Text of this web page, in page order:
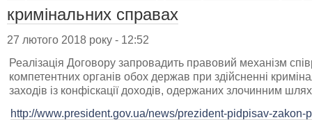
кримінальних справах
27 лютого 2018 року - 12:52
Реалізація Договору запровадить правовий механізм
компетентних органів обох держав при здійсненні
заходів із конфіскації доходів, одержаних злочинним
http://www.president.gov.ua/news/prezident-pidpisav-